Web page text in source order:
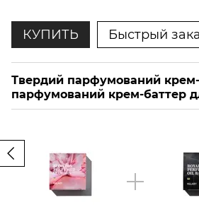
КУПИТЬ Быстрый
Твердий парфумований
парфумований крем-баттер